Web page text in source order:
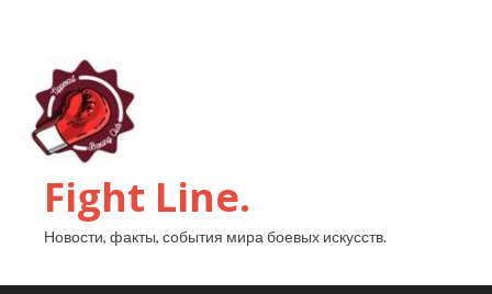
Fight Line.
Новости, факты, события мира боевых искусств.